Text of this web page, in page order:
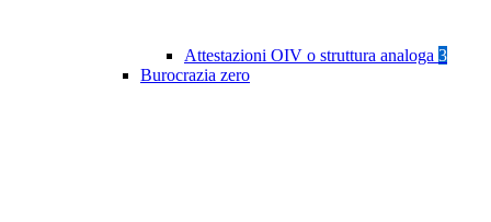
Attestazioni OIV o struttura analoga 3
Burocrazia zero